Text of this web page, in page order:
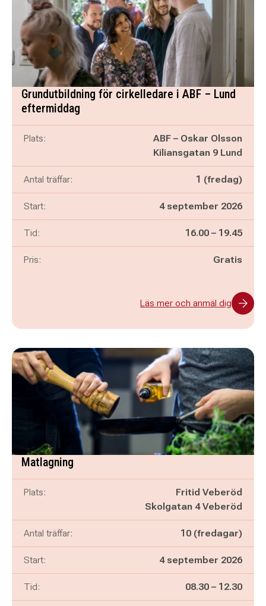
Grundutbildning för cirkelledare i ABF – Lund
eftermiddag
Plats:
ABF – Oskar Olsson
Kiliansgatan 9 Lund
Antal träffar: 1 (fredag)
Start: 4 september 2026
Tid: Pågår mellan
16.00 – och
19.45
Pris: Gratis
Läs mer och anmäl dig
Matlagning
Plats:
Fritid Veberöd
Skolgatan 4 Veberöd
Antal träffar: 10 (fredagar)
Start: 4 september 2026
Tid: Pågår mellan
08.30 – och
12.30